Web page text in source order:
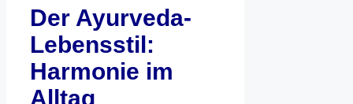
Der Ayurveda-
Lebensstil:
Harmonie im
Alltag